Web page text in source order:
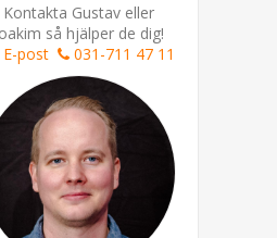
Kontakta Gustav eller
så hjälper de dig!
E-post
031-711 47 11